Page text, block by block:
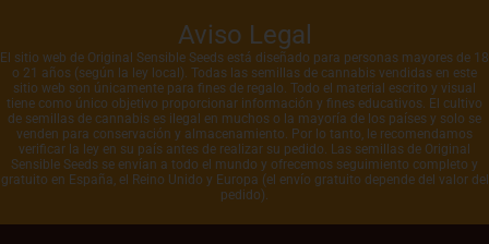
Aviso Legal
El sitio web de Original Sensible Seeds está diseñado para personas mayores de 18
o 21 años (según la ley local). Todas las semillas de cannabis vendidas en este
sitio web son únicamente para fines de regalo. Todo el material escrito y visual
tiene como único objetivo proporcionar información y fines educativos. El cultivo
de semillas de cannabis es ilegal en muchos o la mayoría de los países y solo se
venden para conservación y almacenamiento. Por lo tanto, le recomendamos
verificar la ley en su país antes de realizar su pedido. Las semillas de Original
Sensible Seeds se envían a todo el mundo y ofrecemos seguimiento completo y
gratuito en España, el Reino Unido y Europa (el envío gratuito depende del valor del
pedido).